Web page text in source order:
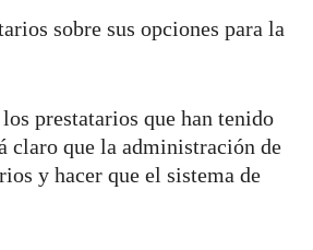
sobre sus opciones para la
prestatarios que han tenido
claro que la administración de
y hacer que el sistema de